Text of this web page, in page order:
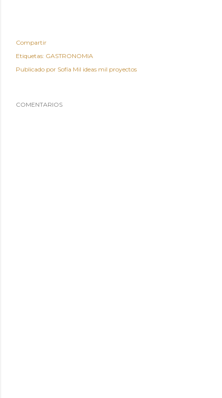
Compartir
Etiquetas: GASTRONOMIA
Publicado por Sofía Mil ideas mil proyectos
COMENTARIOS